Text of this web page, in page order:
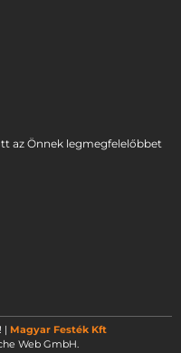
az Önnek legmegfelelőbbet
| Magyar Festék Kft
Web GmbH.